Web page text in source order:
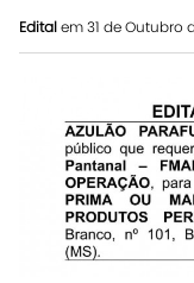
Editalem 31 de Outubro